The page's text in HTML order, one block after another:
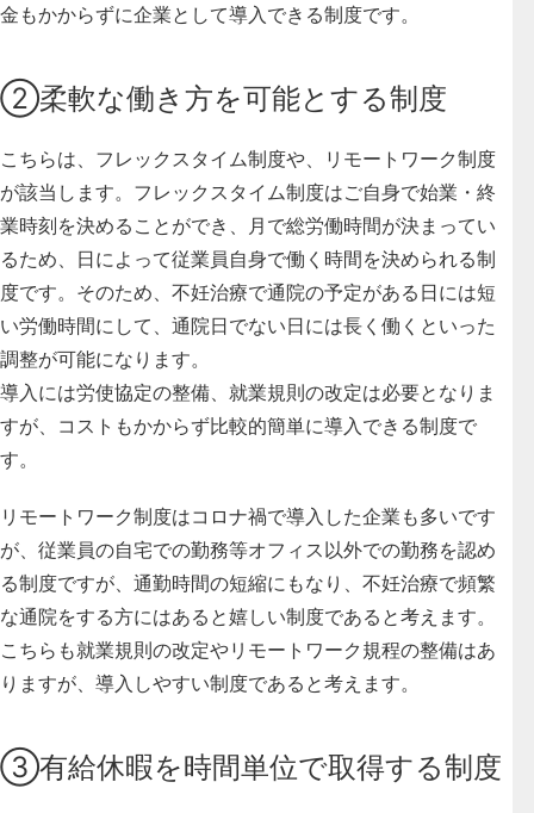
金もかからずに企業として導入できる制度です。
②柔軟な働き方を可能とする制度
こちらは、 フレックスタイム制度や、リモートワーク制度
が該当します。フレックスタイム制度はご自身で始業・終
業時刻を決めることができ、月で総労働時間が決まってい
るため、日によって従業員自身で働く時間を決められる制
度です。そのため、不妊治療で通院の予定がある日には短
い労働時間にして、通院日でない日には長く働くといった
調整が可能になります。
導入には労使協定の整備、就業規則の改定は必要となりま
すが、コストもかからず比較的簡単に導入できる制度で
す。
リモートワーク制度はコロナ禍で導入した企業も多いです
が、従業員の自宅での勤務等オフィス以外での勤務を認め
る制度ですが、通勤時間の短縮にもなり、不妊治療で頻繁
な通院をする方にはあると嬉しい制度であると考えます。
こちらも就業規則の改定やリモートワーク規程の整備はあ
りますが、導入しやすい制度であると考えます。
③有給休暇を時間単位で取得する制度